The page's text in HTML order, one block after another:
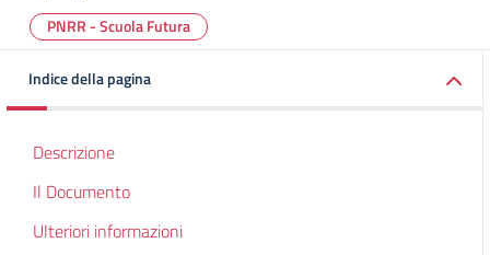
PNRR - Scuola Futura
Indice della pagina
Descrizione
Il Documento
Ulteriori informazioni